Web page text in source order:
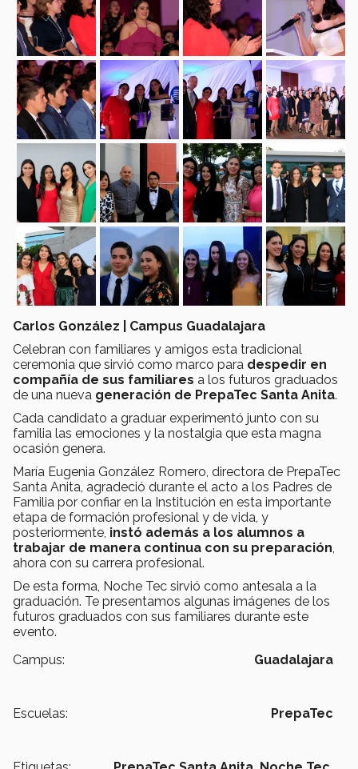
Carlos González | Campus Guadalajara
Celebran con familiares y amigos esta tradicional
ceremonia que sirvió como marco para despedir en
compañía de sus familiares a los futuros graduados
de una nueva generación de PrepaTec Santa Anita.
Cada candidato a graduar experimentó junto con su
familia las emociones y la nostalgia que esta magna
ocasión genera.
María Eugenia González Romero, directora de PrepaTec
Santa Anita, agradeció durante el acto a los Padres de
Familia por confiar en la Institución en esta importante
etapa de formación profesional y de vida, y
posteriormente, instó además a los alumnos a
trabajar de manera continua con su preparación
ahora con su carrera profesional.
De esta forma, Noche Tec sirvió como antesala a la
graduación. Te presentamos algunas imágenes de los
futuros graduados con sus familiares durante este
evento.
Campus:
Guadalajara
Escuelas: PrepaTec